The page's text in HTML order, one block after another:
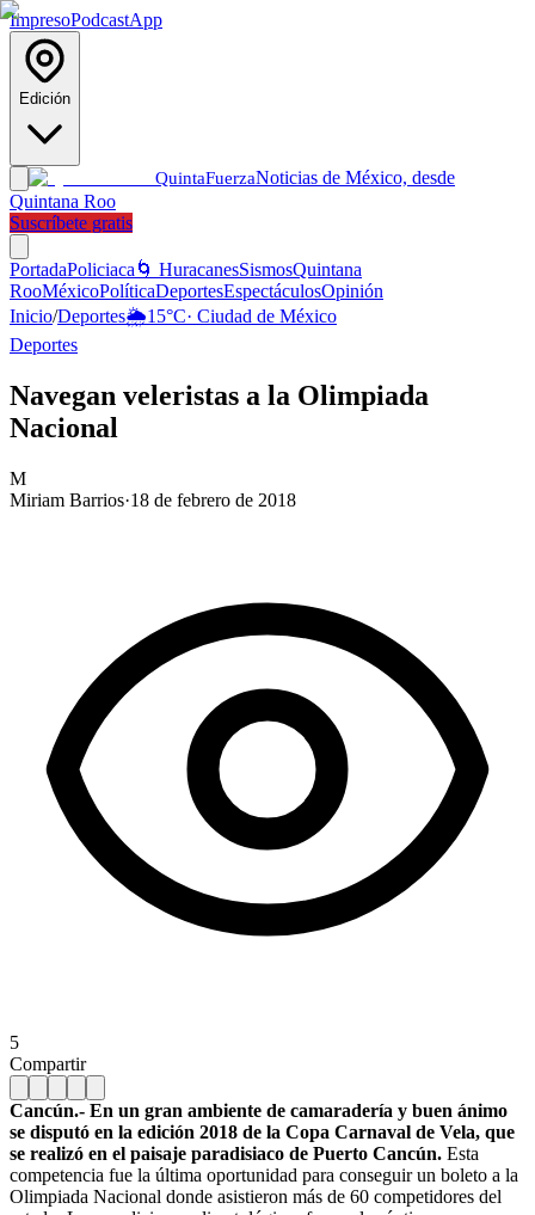
ImpresoPodcastApp
Edición
QuintaFuerzaNoticias de México, desde
Quintana Roo
Suscríbete gratis
PortadaPoliciaca 🌀 HuracanesSismosQuintana
RooMéxicoPolíticaDeportesEspectáculosOpinión
Inicio/Deportes🌦️15°C· Ciudad de México
Deportes
Navegan veleristas a la Olimpiada
Nacional
M
Miriam Barrios·18 de febrero de 2018
5
Compartir
Cancún.- En un gran ambiente de camaradería y buen ánimo
se disputó en la edición 2018 de la Copa Carnaval de Vela, que
se realizó en el paisaje paradisiaco de Puerto Cancún. Esta
competencia fue la última oportunidad para conseguir un boleto a la
Olimpiada Nacional donde asistieron más de 60 competidores del